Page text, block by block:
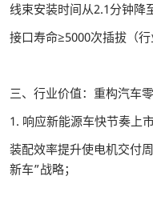
线束安装时间从2.1分钟降
接口寿命≥5000次插拔（行
三、行业价值：重构汽车
1. 响应新能源车快节奏上市
装配效率提升使电机交付
新车”战略；